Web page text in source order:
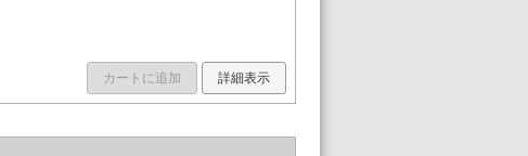
カートに追加 詳細表示